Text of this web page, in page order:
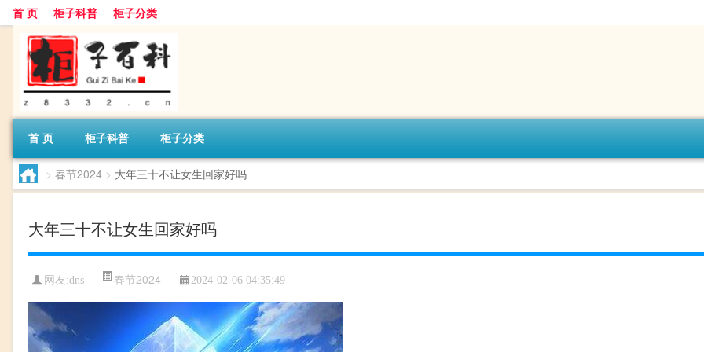
首 页 柜子科普 柜子分类
首 页 柜子科普 柜子分类
> 春节2024 > 大年三十不让女生回家好吗
大年三十不让女生回家好吗
网友:dns 春节2024 2024-02-06 04:35:49